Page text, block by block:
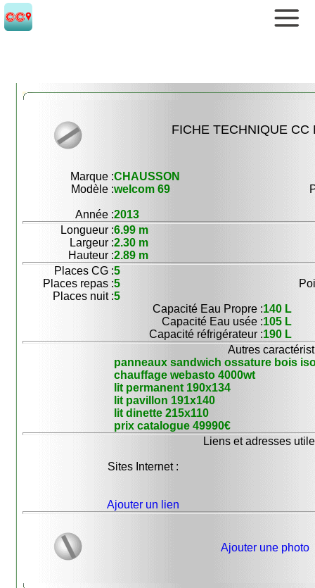
FICHE TECHNIQUE CC
Marque :CHAUSSON
Modèle :welcom 69
Année :2013
Longueur :6.99 m
Largeur :2.30 m
Hauteur :2.89 m
Places CG :5
Places repas :5
Places nuit :5
Capacité Eau Propre :140 L
Capacité Eau usée :105 L
Capacité réfrigérateur :190 L
Autres
panneaux sandwich ossature bois
chauffage webasto 4000wt
lit permanent 190x134
lit pavillon 191x140
lit dinette 215x110
prix catalogue 49990€
Liens et adresses
Sites Internet :
Ajouter un lien
Ajouter une photo